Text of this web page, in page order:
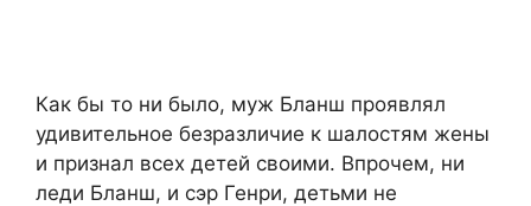
Как бы то ни было, муж Бланш проявлял
удивительное безразличие к шалостям жены
и признал всех детей своими. Впрочем, ни
леди Бланш, и сэр Генри, детьми не